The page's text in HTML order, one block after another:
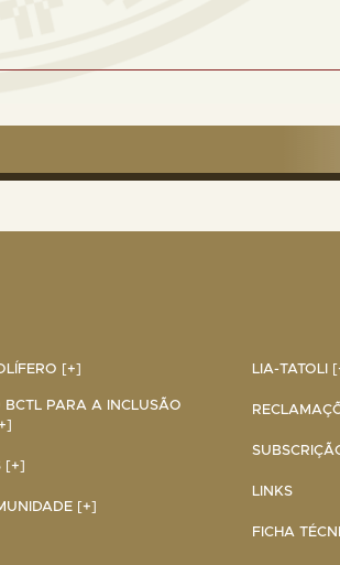
[+]
BCTL PARA A INCLUSÃO
[+]
[+]
LIA-TATOLI
LINKS
FICHA